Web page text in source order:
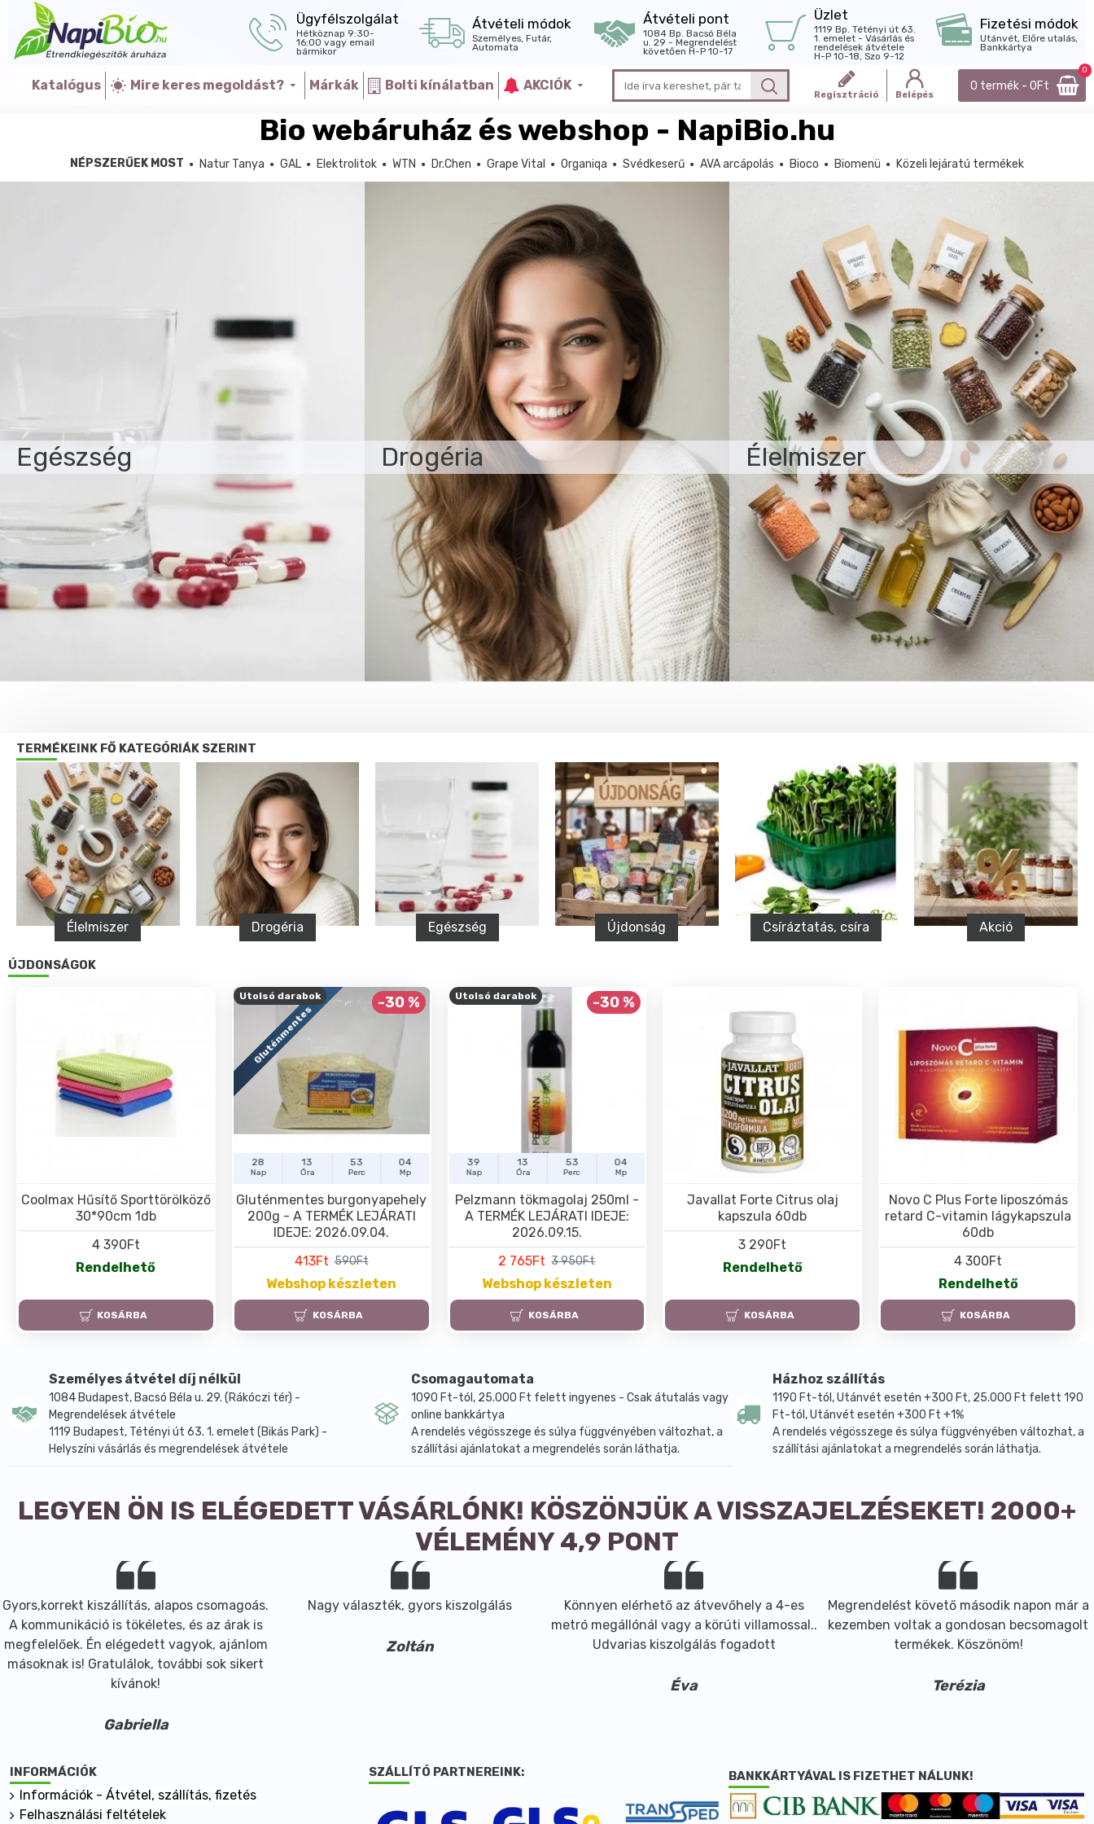
Ügyfélszolgálat
Hétköznap 9:30-
16:00 vagy email
bármikor
Átvételi módok
Személyes, Futár,
Automata
Átvételi pont
1084 Bp. Bacsó Béla
u. 29 - Megrendelést
követően H-P 10-17
Üzlet
1119 Bp. Tétényi út 63.
1. emelet - Vásárlás és
rendelések átvétele
H-P 10-18, Szo 9-12
Fizetési módok
Utánvét, Előre utalás,
Bankkártya
Katalógus Mire keres megoldást? Márkák Bolti kínálatban AKCIÓK
Regisztráció Belépés
0 termék - 0Ft
0
Bio webáruház és webshop - NapiBio.hu
NÉPSZERŰEK MOST Natur Tanya GAL Elektrolitok WTN Dr.Chen Grape Vital Organiqa Svédkeserű AVA arcápolás Bioco Biomenü Közeli lejáratú termékek
Egészség Drogéria Élelmiszer
TERMÉKEINK FŐ KATEGÓRIÁK SZERINT
Drogéria Egészség Újdonság Csíráztatás, csíra Akció Élelmiszer
ÚJDONSÁGOK
Coolmax Hűsítő Sporttörölköző
30*90cm 1db
4 390Ft
Rendelhető
KOSÁRBA
Gluténmentes
Utolsó darabok -30 %
28
Nap
13
Óra
53
Perc
03
Mp
Gluténmentes burgonyapehely
200g - A TERMÉK LEJÁRATI
IDEJE: 2026.09.04.
413Ft 590Ft
Webshop készleten
KOSÁRBA
Utolsó darabok -30 %
39
Nap
13
Óra
53
Perc
03
Mp
Pelzmann tökmagolaj 250ml -
A TERMÉK LEJÁRATI IDEJE:
2026.09.15.
2 765Ft 3 950Ft
Webshop készleten
KOSÁRBA
Javallat Forte Citrus olaj
kapszula 60db
3 290Ft
Rendelhető
KOSÁRBA
Novo C Plus Forte liposzómás
retard C-vitamin lágykapszula
60db
4 300Ft
Rendelhető
KOSÁRBA
Személyes átvétel díj nélkül
1084 Budapest, Bacsó Béla u. 29. (Rákóczi tér) -
Megrendelések átvétele
1119 Budapest, Tétényi út 63. 1. emelet (Bikás Park) -
Helyszíni vásárlás és megrendelések átvétele
Csomagautomata
1090 Ft-tól, 25.000 Ft felett ingyenes - Csak átutalás vagy
online bankkártya
A rendelés végösszege és súlya függvényében változhat, a
szállítási ajánlatokat a megrendelés során láthatja.
Házhoz szállítás
1190 Ft-tól, Utánvét esetén +300 Ft, 25.000 Ft felett 190
Ft-tól, Utánvét esetén +300 Ft +1%
A rendelés végösszege és súlya függvényében változhat, a
szállítási ajánlatokat a megrendelés során láthatja.
LEGYEN ÖN IS ELÉGEDETT VÁSÁRLÓNK! KÖSZÖNJÜK A VISSZAJELZÉSEKET! 2000+
VÉLEMÉNY 4,9 PONT
Gyors,korrekt kiszállítás, alapos csomagoás.
A kommunikáció is tökéletes, és az árak is
megfelelőek. Én elégedett vagyok, ajánlom
másoknak is! Gratulálok, további sok sikert
kívánok!
Gabriella
Nagy választék, gyors kiszolgálás
Zoltán
Könnyen elérhető az átvevőhely a 4-es
metró megállónál vagy a körúti villamossal..
Udvarias kiszolgálás fogadott
Éva
Megrendelést követő második napon már a
kezemben voltak a gondosan becsomagolt
termékek. Köszönöm!
Terézia
INFORMÁCIÓK
Információk - Átvétel, szállítás, fizetés
Felhasználási feltételek
SZÁLLÍTÓ PARTNEREINK: BANKKÁRTYÁVAL IS FIZETHET NÁLUNK!